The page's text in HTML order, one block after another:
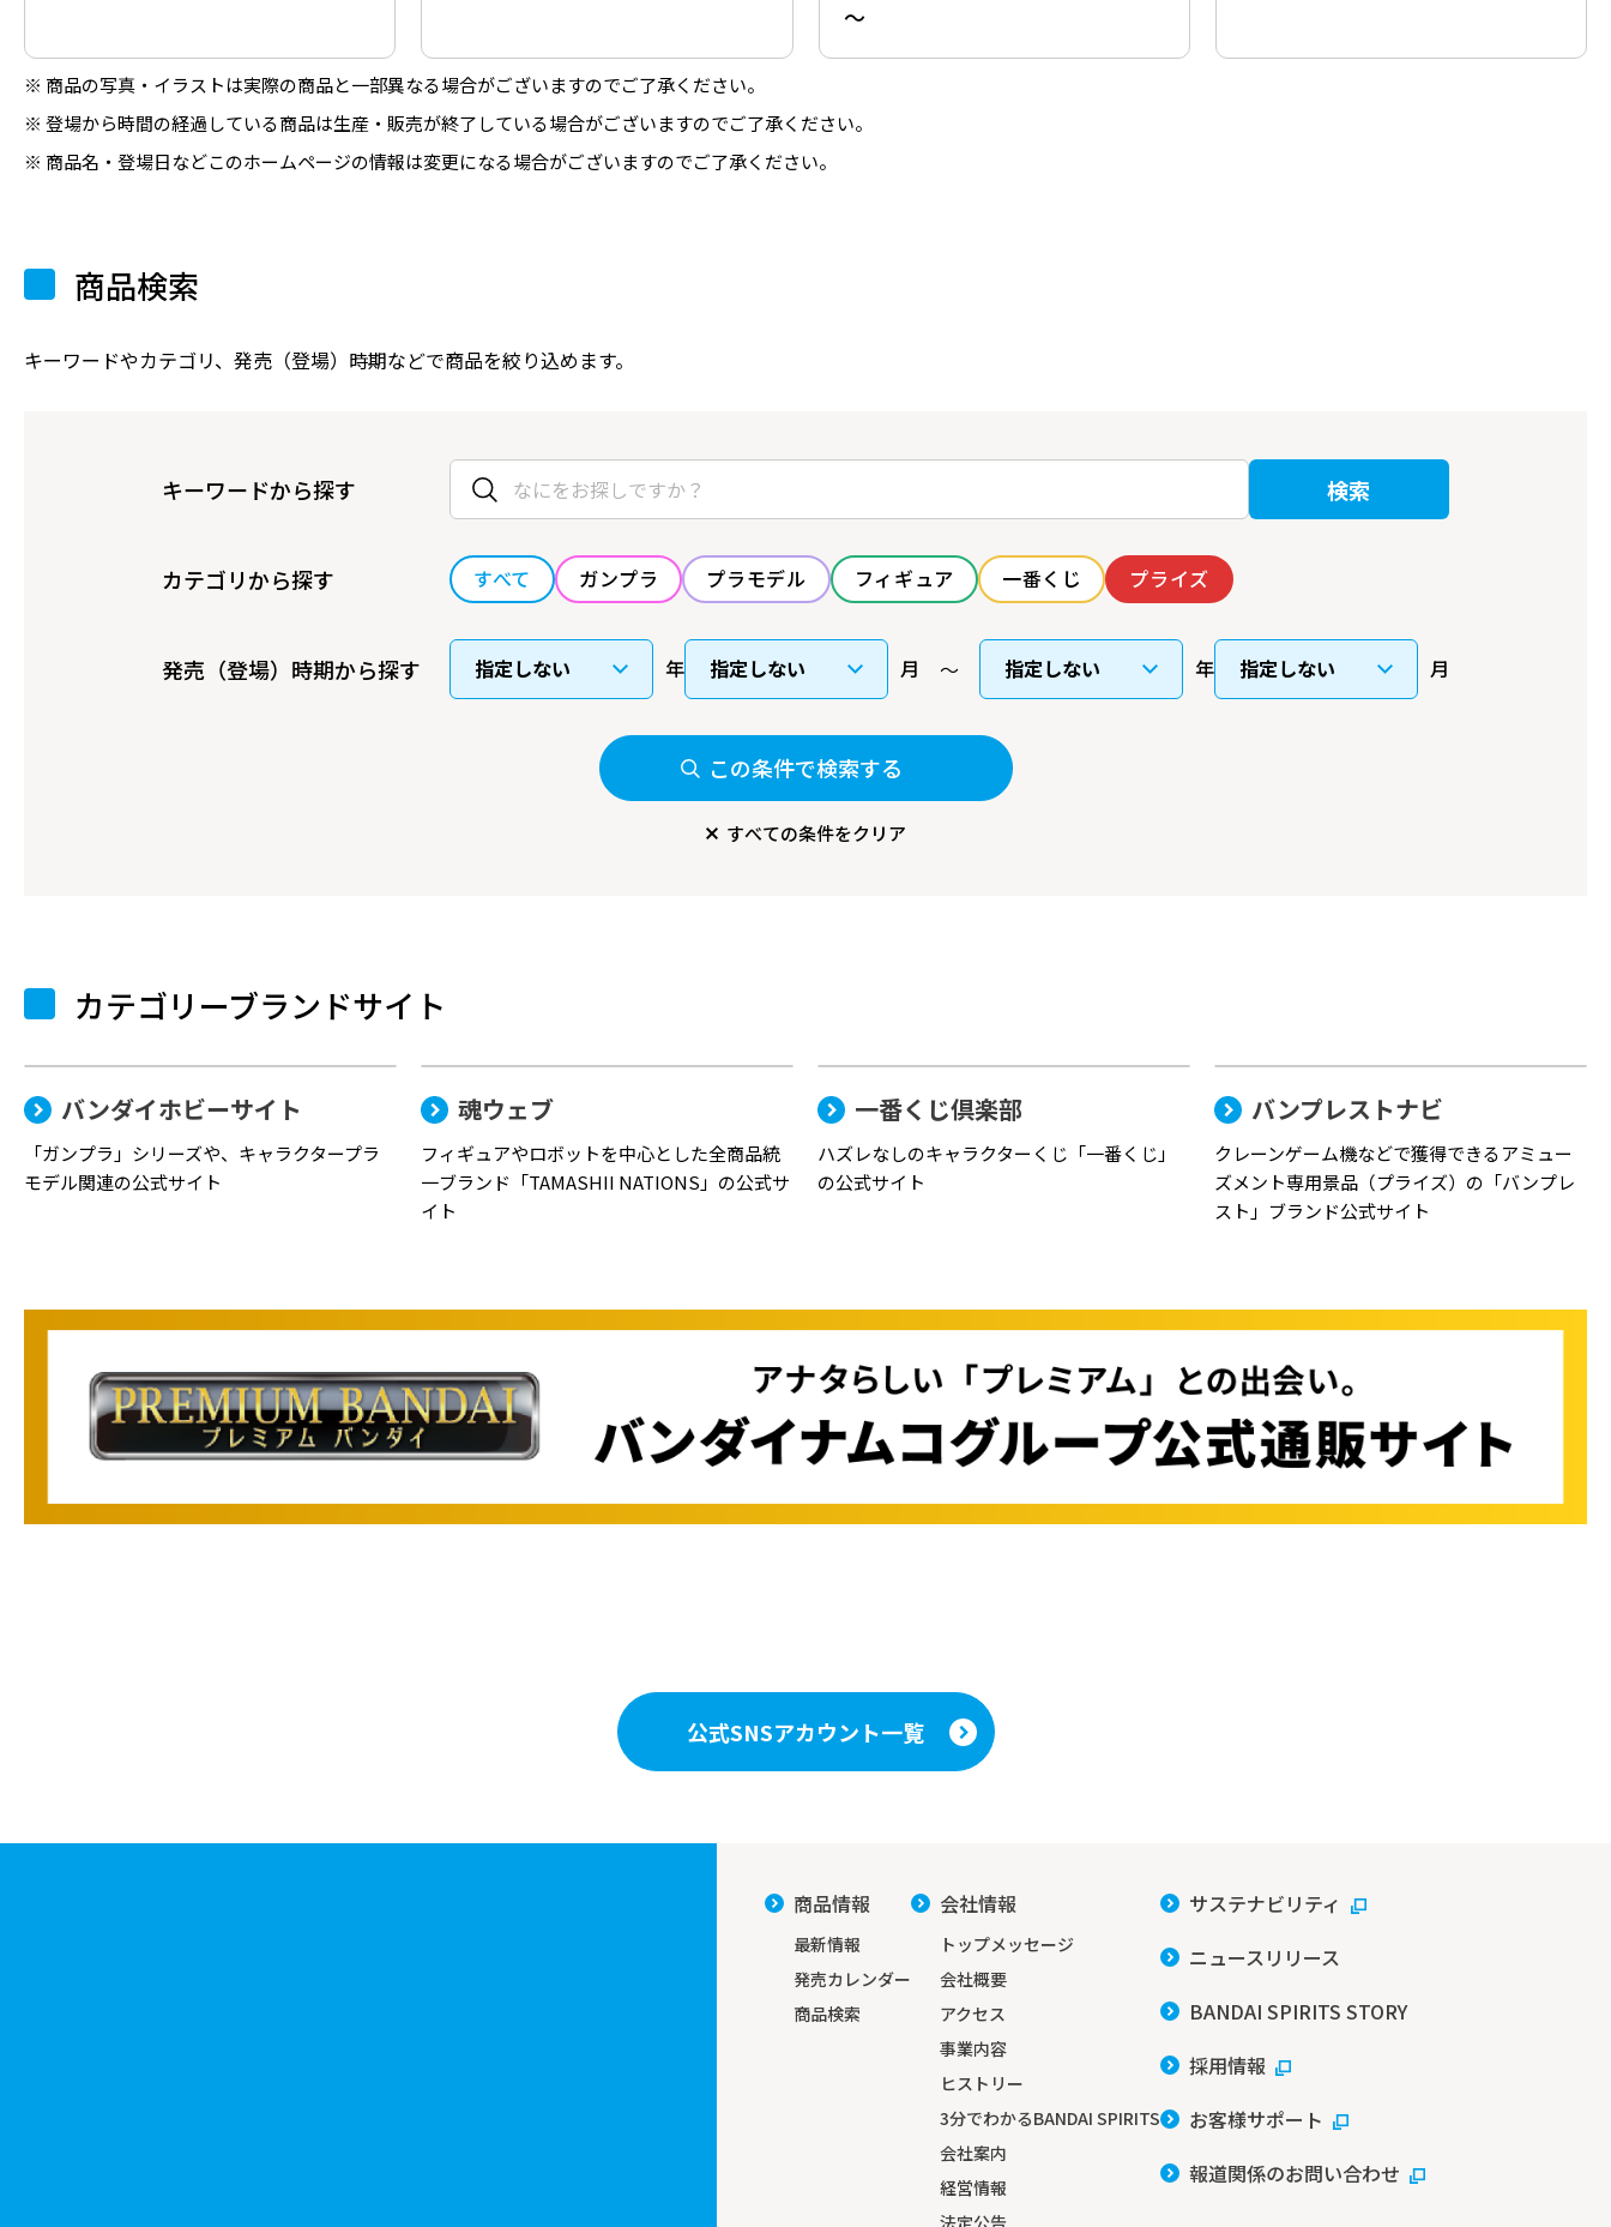
～
商品の写真・イラストは実際の商品と一部異なる場合がございますのでご了承ください。
登場から時間の経過している商品は生産・販売が終了している場合がございますのでご了承ください。
商品名・登場日などこのホームページの情報は変更になる場合がございますのでご了承ください。
商品検索
キーワードやカテゴリ、発売（登場）時期などで商品を絞り込めます。
キーワードから探す 検索
カテゴリから探す すべて ガンプラ プラモデル フィギュア 一番くじ プライズ
発売（登場）時期から探す 年 月 年 月
この条件で検索する
すべての条件をクリア
カテゴリーブランドサイト
バンダイホビーサイト
「ガンプラ」シリーズや、キャラクタープラ
モデル関連の公式サイト
魂ウェブ
フィギュアやロボットを中心とした全商品統
一ブランド「TAMASHII NATIONS」の公式サ
イト
一番くじ倶楽部
ハズレなしのキャラクターくじ「一番くじ」
の公式サイト
バンプレストナビ
クレーンゲーム機などで獲得できるアミュー
ズメント専用景品（プライズ）の「バンプレ
スト」ブランド公式サイト
公式SNSアカウント一覧
商品情報
最新情報
発売カレンダー
商品検索
会社情報
トップメッセージ
会社概要
アクセス
事業内容
ヒストリー
3分でわかるBANDAI SPIRITS
会社案内
経営情報
サステナビリティ
ニュースリリース
BANDAI SPIRITS STORY
採用情報
お客様サポート
報道関係のお問い合わせ